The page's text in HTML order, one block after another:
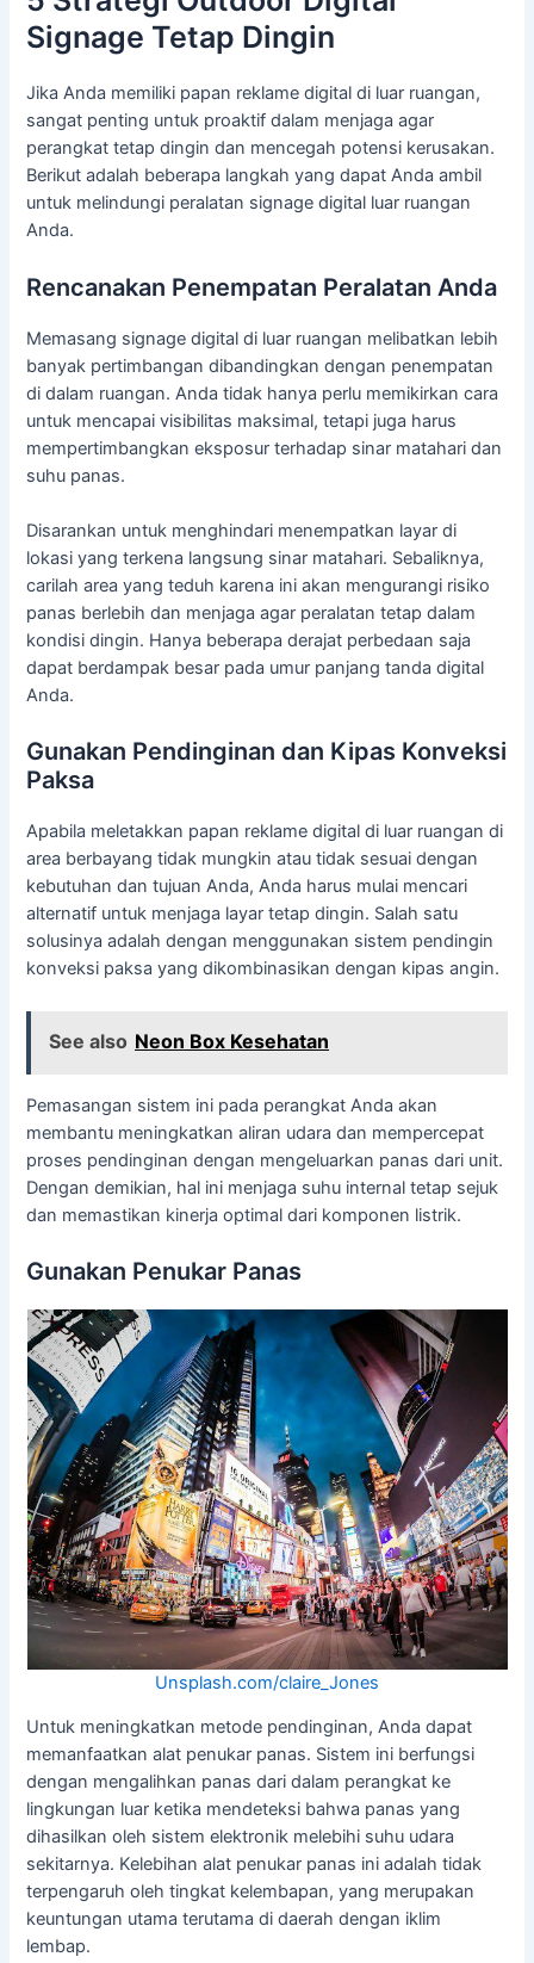
Signage Tetap Dingin
Jika Anda memiliki papan reklame digital di luar ruangan,
sangat penting untuk proaktif dalam menjaga agar
perangkat tetap dingin dan mencegah potensi kerusakan.
Berikut adalah beberapa langkah yang dapat Anda ambil
untuk melindungi peralatan signage digital luar ruangan
Anda.
Rencanakan Penempatan Peralatan Anda
Memasang signage digital di luar ruangan melibatkan lebih
banyak pertimbangan dibandingkan dengan penempatan
di dalam ruangan. Anda tidak hanya perlu memikirkan cara
untuk mencapai visibilitas maksimal, tetapi juga harus
mempertimbangkan eksposur terhadap sinar matahari dan
suhu panas.
Disarankan untuk menghindari menempatkan layar di
lokasi yang terkena langsung sinar matahari. Sebaliknya,
carilah area yang teduh karena ini akan mengurangi risiko
panas berlebih dan menjaga agar peralatan tetap dalam
kondisi dingin. Hanya beberapa derajat perbedaan saja
dapat berdampak besar pada umur panjang tanda digital
Anda.
Gunakan Pendinginan dan Kipas Konveksi
Paksa
Apabila meletakkan papan reklame digital di luar ruangan di
area berbayang tidak mungkin atau tidak sesuai dengan
kebutuhan dan tujuan Anda, Anda harus mulai mencari
alternatif untuk menjaga layar tetap dingin. Salah satu
solusinya adalah dengan menggunakan sistem pendingin
konveksi paksa yang dikombinasikan dengan kipas angin.
See also Neon Box Kesehatan
Pemasangan sistem ini pada perangkat Anda akan
membantu meningkatkan aliran udara dan mempercepat
proses pendinginan dengan mengeluarkan panas dari unit.
Dengan demikian, hal ini menjaga suhu internal tetap sejuk
dan memastikan kinerja optimal dari komponen listrik.
Gunakan Penukar Panas
Unsplash.com/claire_Jones
Untuk meningkatkan metode pendinginan, Anda dapat
memanfaatkan alat penukar panas. Sistem ini berfungsi
dengan mengalihkan panas dari dalam perangkat ke
lingkungan luar ketika mendeteksi bahwa panas yang
dihasilkan oleh sistem elektronik melebihi suhu udara
sekitarnya. Kelebihan alat penukar panas ini adalah tidak
terpengaruh oleh tingkat kelembapan, yang merupakan
keuntungan utama terutama di daerah dengan iklim
lembap.